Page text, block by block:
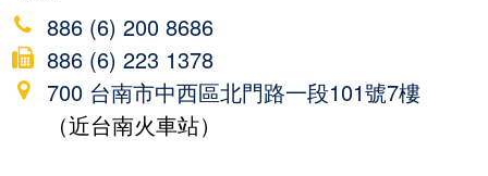
886 (6) 200 8686
886 (6) 223 1378
700 台南市中西區北門路一段101號7樓
（近台南火車站）